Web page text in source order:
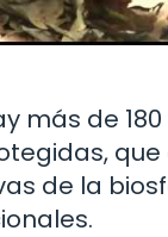
más de
de la